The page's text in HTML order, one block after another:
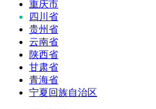
重庆市
四川省
贵州省
云南省
陕西省
甘肃省
青海省
宁夏回族自治区